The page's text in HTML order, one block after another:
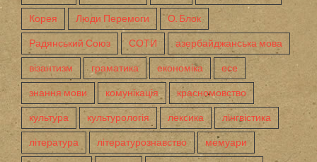
Корея Люди Перемоги О. Блок
Радянський Союз СОТИ азербайджанська мова
візантизм граматика економіка есе
знання мови комунікація красномовство
культура культурологія лексика лінгвістика
література літературознавство мемуари